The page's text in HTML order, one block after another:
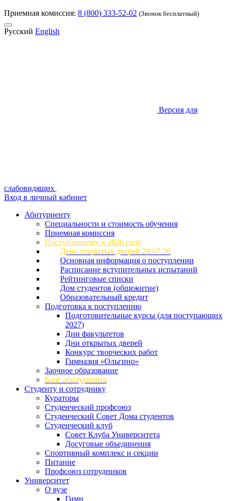
Приемная комиссия: 8 (800) 333-52-02 (Звонок бесплатный)
Русский English
Версия для
слабовидящих
Вход в личный кабинет
Абитуриенту
Специальности и стоимость обучения
Приемная комиссия
Поступающему в 2026 году
День открытых дверей 28.07.26
Основная информация о поступлении
Расписание вступительных испытаний
Рейтинговые списки
Дом студентов (общежитие)
Образовательный кредит
Подготовка к поступлению
Подготовительные курсы (для поступающих
2027)
Дни факультетов
Дни открытых дверей
Конкурс творческих работ
Гимназия «Ольгино»
Заочное образование
Блог абитуриента
Студенту и сотруднику
Кураторы
Студенческий профсоюз
Студенческий Совет Дома студентов
Студенческий клуб
Совет Клуба Университета
Досуговые объединения
Спортивный комплекс и секции
Питание
Профсоюз сотрудников
Университет
О вузе
Гимн